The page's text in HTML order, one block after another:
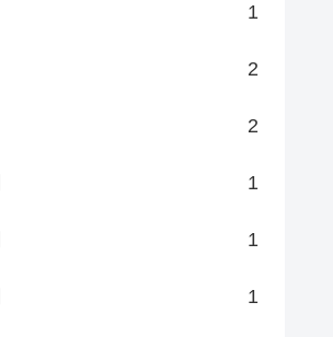
1
2
2
1
1
1